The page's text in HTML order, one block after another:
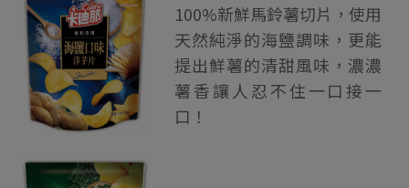
100%新鮮馬鈴薯切片，使用
天然純淨的海鹽調味，更能
提出鮮薯的清甜風味，濃濃
薯香讓人忍不住一口接一
口！